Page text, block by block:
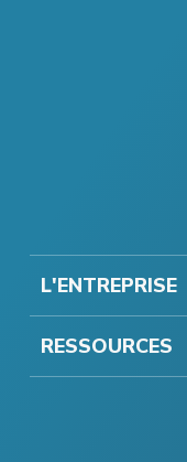
L'ENTREPRISE
RESSOURCES